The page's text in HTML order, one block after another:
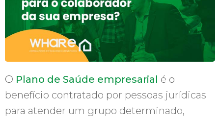
O Plano de Saúde empresarial é o
benefício contratado por pessoas jurídicas
para atender um grupo determinado,